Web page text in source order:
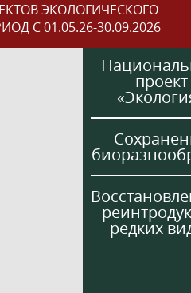
ЭКОЛОГИЧЕСКОГО
С 01.05.26-30.09.2026
проект
редких